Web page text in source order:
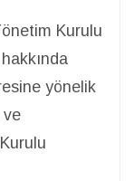
Kurulu
yönelik
ve